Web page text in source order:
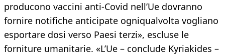
producono vaccini anti-Covid nell’Ue dovranno
fornire notifiche anticipate ogniqualvolta vogliano
esportare dosi verso Paesi terzi», escluse le
forniture umanitarie. «L’Ue – conclude Kyriakides –